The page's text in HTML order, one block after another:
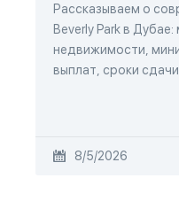
Рассказываем о
Beverly Park в
недвижимости,
выплат, сроки
8/5/2026